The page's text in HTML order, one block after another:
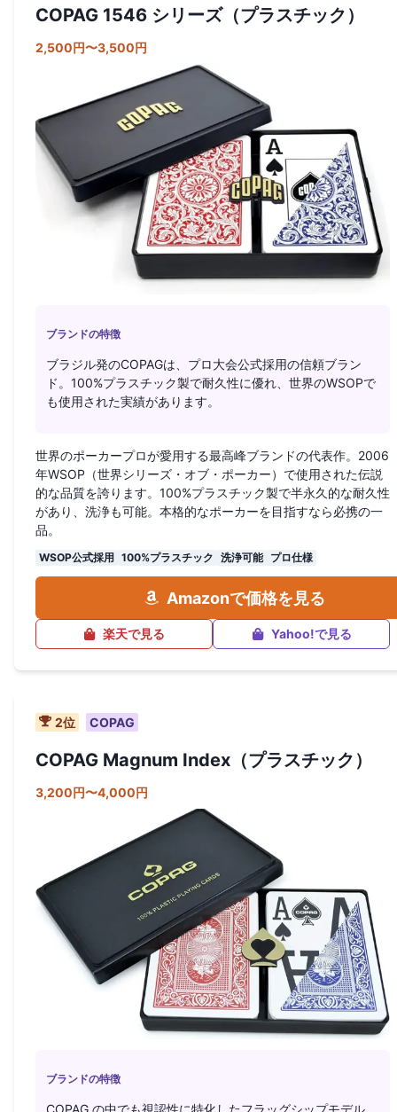
COPAG 1546 シリーズ（プラスチック）
2,500円〜3,500円
ブランドの特徴
ブラジル発のCOPAGは、プロ大会公式採用の信頼ブラン
ド。100%プラスチック製で耐久性に優れ、世界のWSOPで
も使用された実績があります。
世界のポーカープロが愛用する最高峰ブランドの代表作。2006
年WSOP（世界シリーズ・オブ・ポーカー）で使用された伝説
的な品質を誇ります。100%プラスチック製で半永久的な耐久性
があり、洗浄も可能。本格的なポーカーを目指すなら必携の一
品。
WSOP公式採用 100%プラスチック 洗浄可能 プロ仕様
Amazonで価格を見る
楽天で見る Yahoo!で見る
2位 COPAG
COPAG Magnum Index（プラスチック）
3,200円〜4,000円
ブランドの特徴